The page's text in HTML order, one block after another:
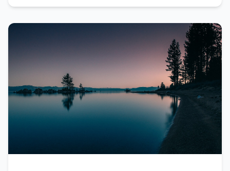
に、真理の言葉によって私たち
を生んでくださいました。それ
は、私たちを、いわば造られた
ものの初穂とするためです。
く 怒るに遅く、慈しみに富み
災いを下そうとしても、思い直
される。 主が翻って思い直され
その後、祝福を残し あなたがた
の神、主に献げる穀物の供え物
と 注ぎの供え物を残されること
で角笛を吹き鳴らし 断食を布告